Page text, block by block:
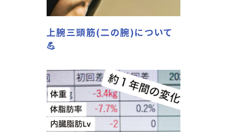
上腕三頭筋(二の腕)について
💪